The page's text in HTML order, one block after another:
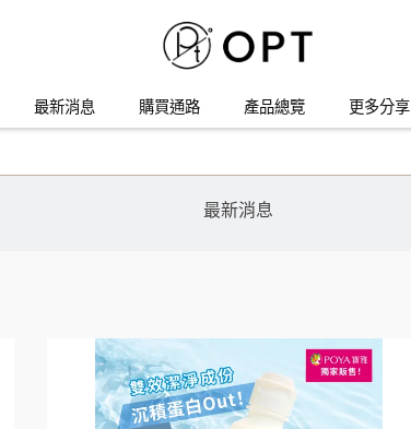
最新消息 購買通路 產品總覽 更多分享
最新消息